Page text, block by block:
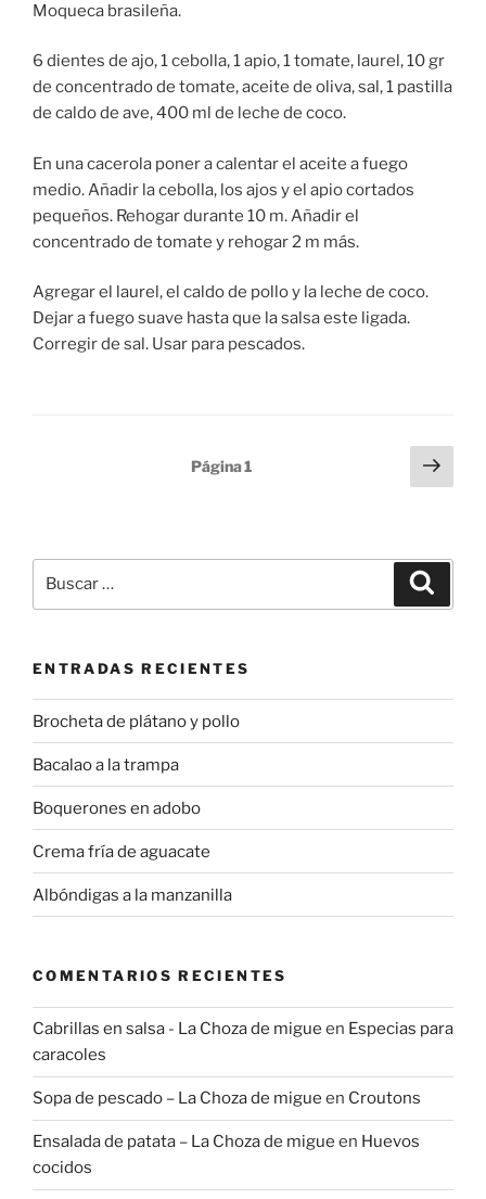
Moqueca brasileña.
6 dientes de ajo, 1 cebolla, 1 apio, 1 tomate, laurel, 10 gr
de concentrado de tomate, aceite de oliva, sal, 1 pastilla
de caldo de ave, 400 ml de leche de coco.
En una cacerola poner a calentar el aceite a fuego
medio. Añadir la cebolla, los ajos y el apio cortados
pequeños. Rehogar durante 10 m. Añadir el
concentrado de tomate y rehogar 2 m más.
Agregar el laurel, el caldo de pollo y la leche de coco.
Dejar a fuego suave hasta que la salsa este ligada.
Corregir de sal. Usar para pescados.
Página1
por:
ENTRADAS RECIENTES
Brocheta de plátano y pollo
Bacalao a la trampa
Boquerones en adobo
Crema fría de aguacate
Albóndigas a la manzanilla
COMENTARIOS RECIENTES
Cabrillas en salsa - La Choza de migue en Especias para
caracoles
Sopa de pescado – La Choza de migue en Croutons
Ensalada de patata – La Choza de migue en Huevos
cocidos